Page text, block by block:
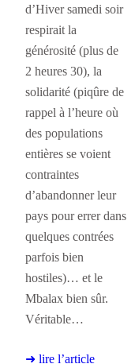
d’Hiver samedi soir
respirait la
générosité (plus de
2 heures 30), la
solidarité (piqûre de
rappel à l’heure où
des populations
entières se voient
contraintes
d’abandonner leur
pays pour errer dans
quelques contrées
parfois bien
hostiles)… et le
Mbalax bien sûr.
Véritable…
➜ lire l’article